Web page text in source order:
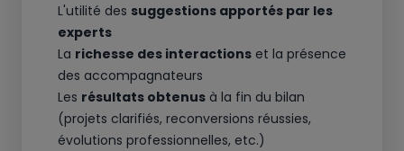
L'utilité des suggestions apportés par les
experts
La richesse des interactions et la présence
des accompagnateurs
Les résultats obtenus à la fin du bilan
(projets clarifiés, reconversions réussies,
évolutions professionnelles, etc.)